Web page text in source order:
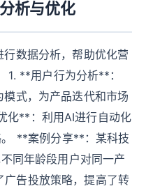
析与优化
数据分析，帮助优化营
1. **用户行为分析**：
式，为产品迭代和市场
化**：利用AI进行自动化
**案例分享**：某科技
同年龄段用户对同一产
广告投放策略，提高了转